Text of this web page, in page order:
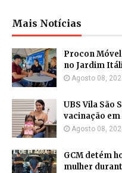
Mais Notícias
Procon
no Jardim
Agosto 08,
UBS Vila São
vacinação em
Agosto 08,
GCM detém
mulher